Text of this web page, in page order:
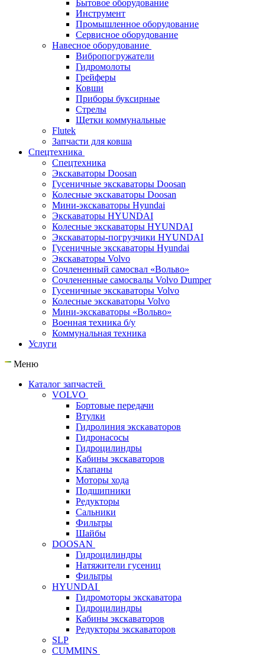
Бытовое оборудование
Инструмент
Промышленное оборудование
Сервисное оборудование
Навесное оборудование
Вибропогружатели
Гидромолоты
Грейферы
Ковши
Приборы буксирные
Стрелы
Щетки коммунальные
Flutek
Запчасти для ковша
Спецтехника
Спецтехника
Экскаваторы Doosan
Гусеничные экскаваторы Doosan
Колесные экскаваторы Doosan
Мини-экскаваторы Hyundai
Экскаваторы HYUNDAI
Колесные экскаваторы HYUNDAI
Экскаваторы-погрузчики HYUNDAI
Гусеничные экскаваторы Hyundai
Экскаваторы Volvo
Сочлененный самосвал «Вольво»
Сочлененные самосвалы Volvo Dumper
Гусеничные экскаваторы Volvo
Колесные экскаваторы Volvo
Мини-экскаваторы «Вольво»
Военная техника б/у
Коммунальная техника
Услуги
Меню
Каталог запчастей
VOLVO
Бортовые передачи
Втулки
Гидролиния экскаваторов
Гидронасосы
Гидроцилиндры
Кабины экскаваторов
Клапаны
Моторы хода
Подшипники
Редукторы
Сальники
Фильтры
Шайбы
DOOSAN
Гидроцилиндры
Натяжители гусениц
Фильтры
HYUNDAI
Гидромоторы экскаватора
Гидроцилиндры
Кабины экскаваторов
Редукторы экскаваторов
SLP
CUMMINS